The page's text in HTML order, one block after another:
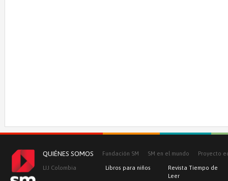
QUIÉNES SOMOS Fundación SM SM en el mundo Proyecto
LIJ Colombia Libros para niños
Revista Tiempo de
Leer